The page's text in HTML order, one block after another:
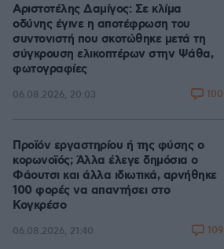
Αριστοτέλης Δαμίγος: Σε κλίμα
οδύνης έγινε η αποτέφρωση του
συντονιστή που σκοτώθηκε μετά τη
σύγκρουση ελικοπτέρων στην Ψάθα,
φωτογραφίες
06.08.2026, 20:03 100
Προϊόν εργαστηρίου ή της φύσης ο
κορωνοϊός; Άλλα έλεγε δημόσια ο
Φάουτσι και άλλα ιδιωτικά, αρνήθηκε
100 φορές να απαντήσει στο
Κογκρέσο
06.08.2026, 21:40 109